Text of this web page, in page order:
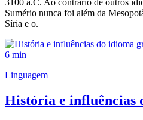
3100 a.C. Ao contrário de outros
Sumério nunca foi além da
Síria e o.
6 min
Linguagem
História e influências